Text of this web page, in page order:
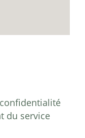
du service